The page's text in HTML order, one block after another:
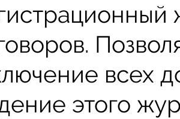
всех
этого